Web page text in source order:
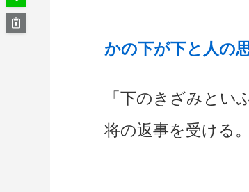
かの下が下と人の
「下のきざみとい
将の返事を受ける。